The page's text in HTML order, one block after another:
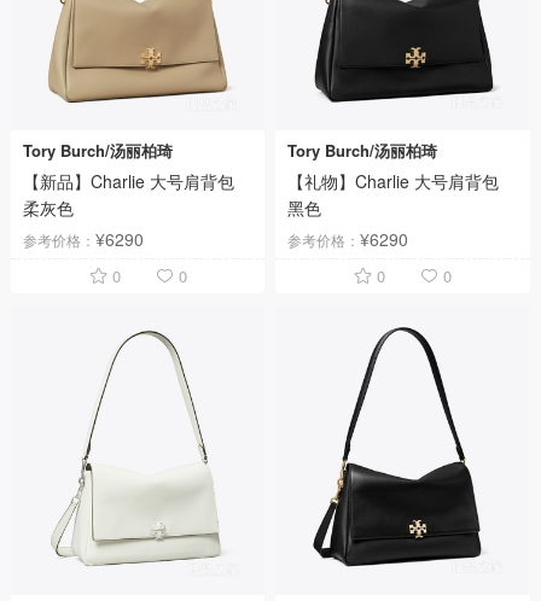
Tory Burch/汤丽柏琦
【新品】Charlie 大号肩背包
柔灰色
参考价格： ¥6290
0 0
Tory Burch/汤丽柏琦
【礼物】Charlie 大号肩背包
黑色
参考价格：¥6290
0 0